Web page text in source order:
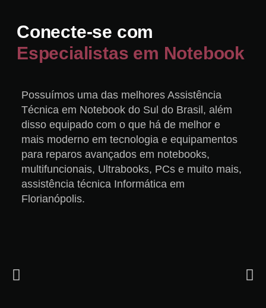
Conecte-se com
Especialistas em Notebook
Possuímos uma das melhores Assistência
Técnica em Notebook do Sul do Brasil, além
disso equipado com o que há de melhor e
mais moderno em tecnologia e equipamentos
para reparos avançados em notebooks,
multifuncionais, Ultrabooks, PCs e muito mais,
assistência técnica Informática em
Florianópolis.